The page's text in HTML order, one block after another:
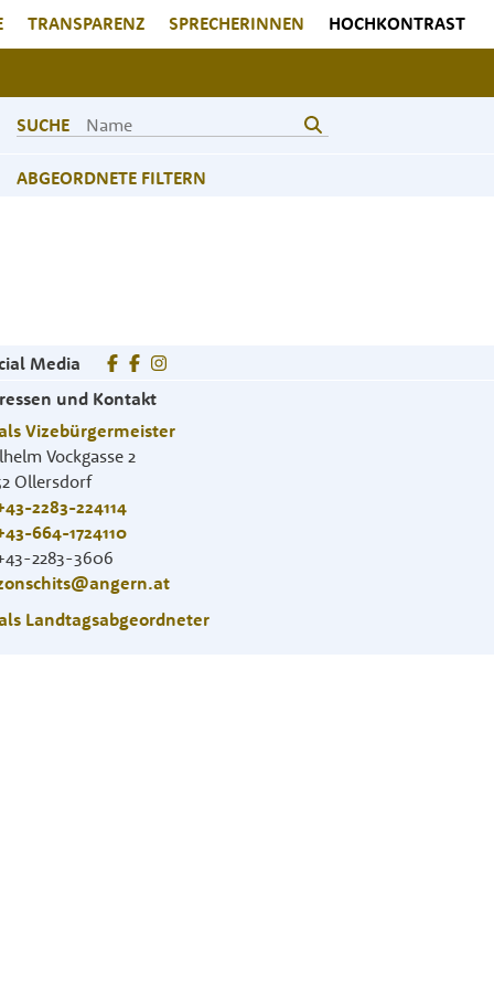
TRANSPARENZ SPRECHERINNEN HOCHKONTRAST
SUCHE
ABGEORDNETE FILTERN
Media
und Kontakt
Vizebürgermeister
Vockgasse 2
Ollersdorf
2283-224114
664-1724110
2283-3606
Landtagsabgeordneter